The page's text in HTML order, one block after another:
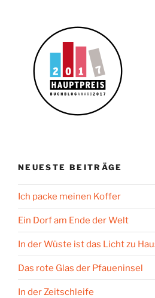
NEUESTE BEITRÄGE
Ich packe meinen Koffer
Ein Dorf am Ende der Welt
In der Wüste ist das Licht zu
Das rote Glas der Pfaueninsel
In der Zeitschleife